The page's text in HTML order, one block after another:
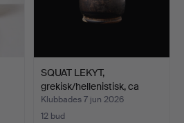
SQUAT LEKYT,
grekisk/hellenistisk, ca
400-…
Klubbades 7 jun 2026
12 bud